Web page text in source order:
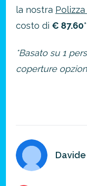
la nostra
costo di € 87.60
*Basato su 1
coperture
Davide